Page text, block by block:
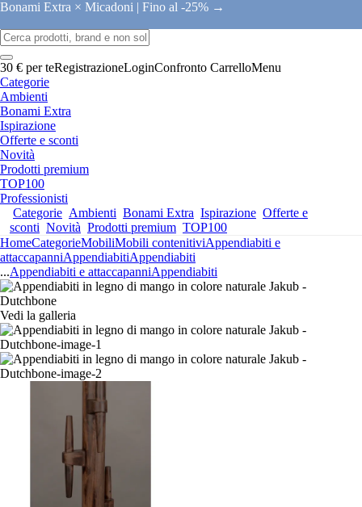
Bonami Extra × Micadoni | Fino al -25% →
30 € per teRegistrazioneLoginConfronto CarrelloMenu
Categorie
Ambienti
Bonami Extra
Ispirazione
Offerte e sconti
Novità
Prodotti premium
TOP100
Professionisti
Categorie Ambienti Bonami Extra Ispirazione Offerte e
sconti Novità Prodotti premium TOP100
HomeCategorieMobiliMobili contenitiviAppendiabiti e
attaccapanniAppendiabitiAppendiabiti
...Appendiabiti e attaccapanniAppendiabiti
Vedi la galleria